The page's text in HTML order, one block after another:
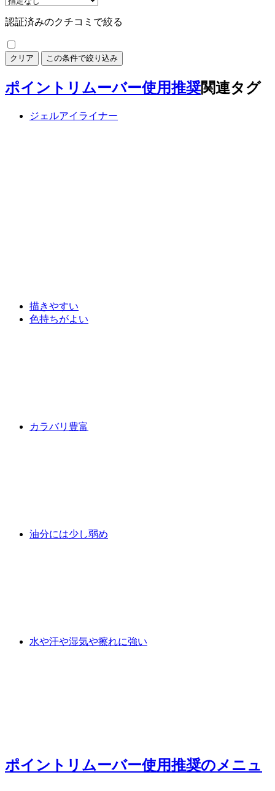
認証済みのクチコミで絞る
クリア この条件で絞り込み
ポイントリムーバー使用推奨関連タグ
ジェルアイライナー
描きやすい
色持ちがよい
カラバリ豊富
油分には少し弱め
水や汗や湿気や擦れに強い
ポイントリムーバー使用推奨のメニュ